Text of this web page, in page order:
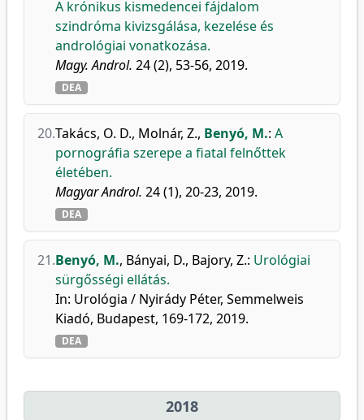
A krónikus kismedencei fájdalom
szindróma kivizsgálása, kezelése és
andrológiai vonatkozása.
Magy. Androl. 24 (2), 53-56, 2019.
DEA
20.Takács, O. D., Molnár, Z., Benyó, M.: A
pornográfia szerepe a fiatal felnőttek
életében.
Magyar Androl. 24 (1), 20-23, 2019.
DEA
21.Benyó, M., Bányai, D., Bajory, Z.: Urológiai
sürgősségi ellátás.
In: Urológia / Nyirády Péter, Semmelweis
Kiadó, Budapest, 169-172, 2019.
DEA
2018